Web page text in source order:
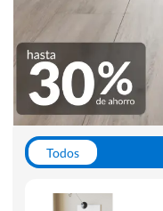
Todos
WC y Sanitarios